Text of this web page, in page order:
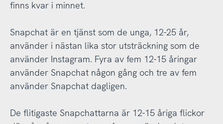
finns kvar i minnet.
Snapchat är en tjänst som de unga, 12-25 år,
använder i nästan lika stor utsträckning som de
använder Instagram. Fyra av fem 12-15 åringar
använder Snapchat någon gång och tre av fem
använder Snapchat dagligen.
De flitigaste Snapchattarna är 12-15 åriga flickor